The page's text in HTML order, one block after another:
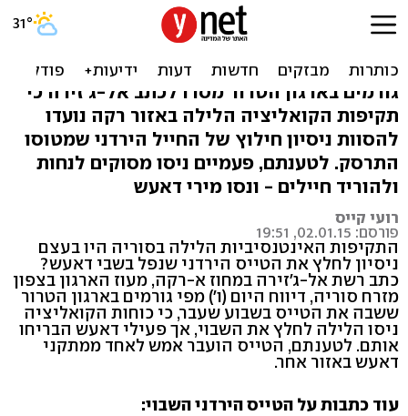
דיווח: כשל ניסיון לחלץ טייס
ירדני משבי דאעש
גורמים בארגון הטרור מסרו לכתב אל-ג'זירה כי
תקיפות הקואליציה הלילה באזור רקה נועדו
להסוות ניסיון חילוץ של החייל הירדני שמטוסו
התרסק. לטענתם, פעמיים ניסו מסוקים לנחות
ולהוריד חיילים - ונסו מירי דאעש
רועי קייס
פורסם: 02.01.15, 19:51
התקיפות האינטנסיביות הלילה בסוריה היו בעצם
ניסיון לחלץ את הטייס הירדני שנפל בשבי דאעש?
כתב רשת אל-ג'זירה במחוז א-רקה, מעוז הארגון בצפון
מזרח סוריה, דיווח היום (ו') מפי גורמים בארגון הטרור
ששבה את הטייס בשבוע שעבר, כי כוחות הקואליציה
ניסו הלילה לחלץ את השבוי, אך פעילי דאעש הבריחו
אותם. לטענתם, הטייס הועבר אמש לאחד ממתקני
דאעש באזור אחר.
עוד כתבות על הטייס הירדני השבוי: